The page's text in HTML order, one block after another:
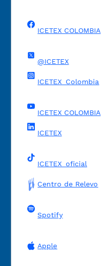
ICETEX COLOMBIA
@ICETEX
ICETEX_Colombia
ICETEX COLOMBIA
ICETEX
ICETEX_oficial
Centro de Relevo
Spotify
Apple